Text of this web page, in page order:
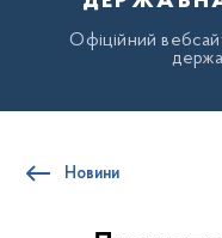
Офіційний
Новини